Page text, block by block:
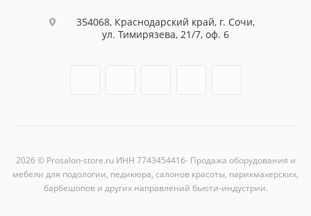
354068, Краснодарский край, г. Сочи,
ул. Тимирязева, 21/7, оф. 6
2026 © Prosalon-store.ru ИНН 7743454416- Продажа оборудования и
мебели для подологии, педикюра, салонов красоты, парикмахерских,
барбешопов и других направлений бьюти-индустрии.